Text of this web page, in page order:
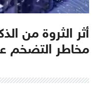
أثر الثروة من
مخاطر التضخم